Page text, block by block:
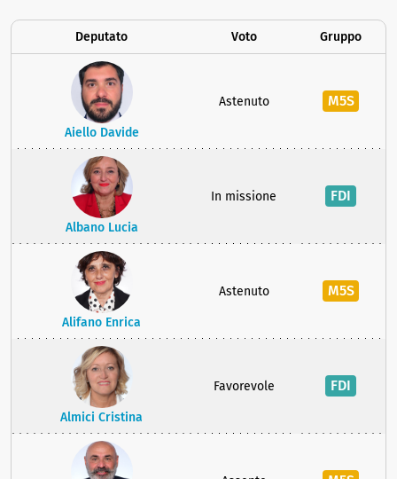
Deputato Voto Gruppo
Aiello Davide
Astenuto M5S
Albano Lucia
In missione FDI
Alifano Enrica
Astenuto M5S
Almici Cristina
Favorevole FDI